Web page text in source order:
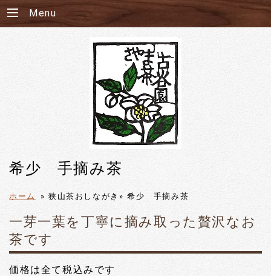
Menu
希少 手摘み茶
ホーム » 狭山茶おしながき» 希少 手摘み茶
一芽一葉を丁寧に摘み取った贅沢なお
茶です
価格は全て税込みです